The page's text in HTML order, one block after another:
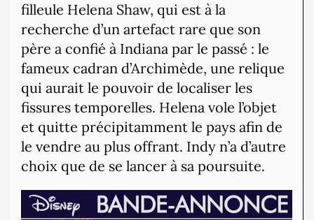
filleule Helena Shaw, qui est à la
recherche d’un artefact rare que son
père a confié à Indiana par le passé : le
fameux cadran d’Archimède, une relique
qui aurait le pouvoir de localiser les
fissures temporelles. Helena vole l’objet
et quitte précipitamment le pays afin de
le vendre au plus offrant. Indy n’a d’autre
choix que de se lancer à sa poursuite.